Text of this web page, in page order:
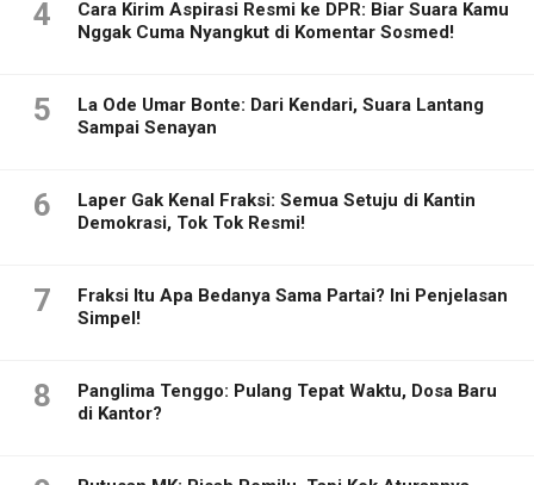
4
Cara Kirim Aspirasi Resmi ke DPR: Biar Suara Kamu
Nggak Cuma Nyangkut di Komentar Sosmed!
5
La Ode Umar Bonte: Dari Kendari, Suara Lantang
Sampai Senayan
6
Laper Gak Kenal Fraksi: Semua Setuju di Kantin
Demokrasi, Tok Tok Resmi!
7
Fraksi Itu Apa Bedanya Sama Partai? Ini Penjelasan
Simpel!
8
Panglima Tenggo: Pulang Tepat Waktu, Dosa Baru
di Kantor?